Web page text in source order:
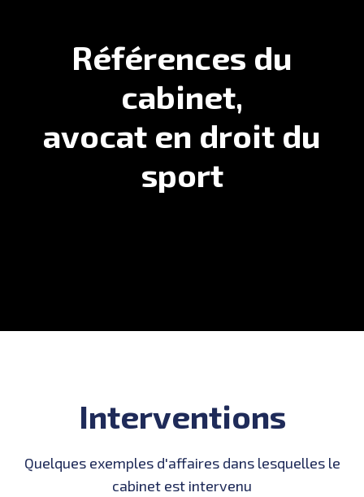
Références du
cabinet,
avocat en droit du
sport
Interventions
Quelques exemples d'affaires dans lesquelles le
cabinet est intervenu